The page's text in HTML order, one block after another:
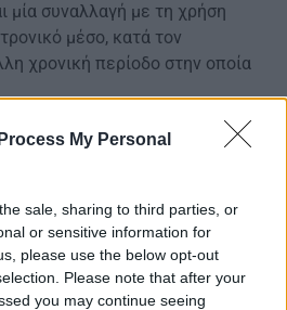
My Personal
sale, sharing to third parties, or
or sensitive information for
please use the below opt-out
Please note that after your
you may continue seeing
μία συναλλαγή με τη χρήση
μέσο, κατά τον
χρονική περίοδο στην οποία
ηλεκτρονικές μου συναλλαγές
κλήρωση;
κάτι. Η ΔΗΛΕΔ συγκεντρώνει
μήνα, που αποστέλλονται από
Πληρωμών μέχρι το τέλος
του εκάστοτε επόμενου μήνα